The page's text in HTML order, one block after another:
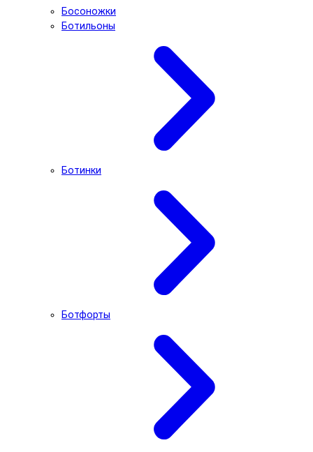
Босоножки
Ботильоны
Ботинки
Ботфорты